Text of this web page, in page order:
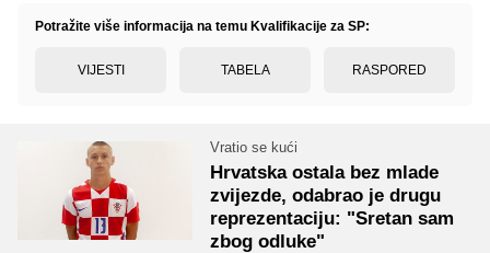
Potražite više informacija na temu Kvalifikacije za SP:
VIJESTI TABELA RASPORED
Vratio se kući
Hrvatska ostala bez mlade
zvijezde, odabrao je drugu
reprezentaciju: "Sretan sam
zbog odluke"